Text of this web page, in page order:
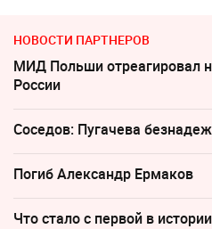
НОВОСТИ ПАРТНЕРОВ
МИД Польши отреагировал
России
Соседов: Пугачева
Погиб Александр Ермаков
Что стало с первой в